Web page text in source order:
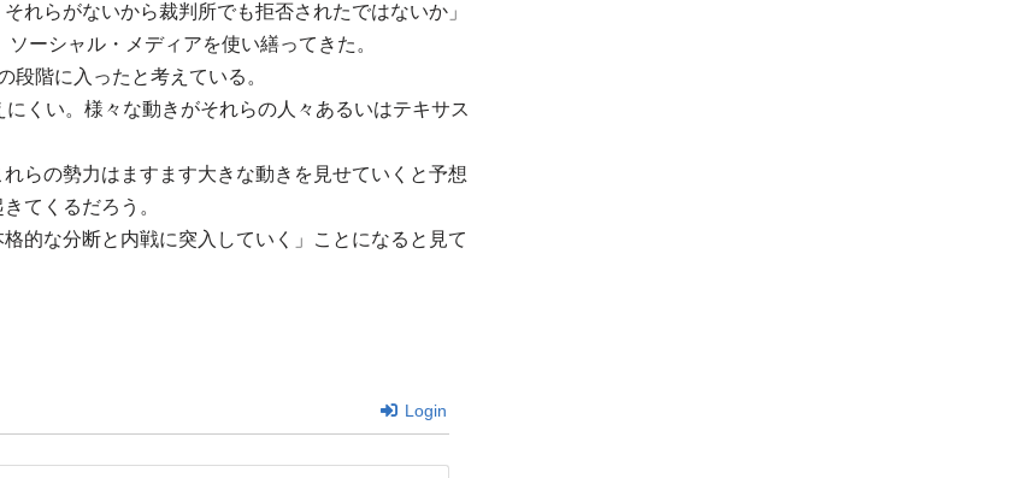
れらがないから裁判所でも拒否されたではないか」
ーシャル・メディアを使い繕ってきた。
段階に入ったと考えている。
くい。様々な動きがそれらの人々あるいはテキサス
らの勢力はますます大きな動きを見せていくと予想
てくるだろう。
的な分断と内戦に突入していく」ことになると見て
Login